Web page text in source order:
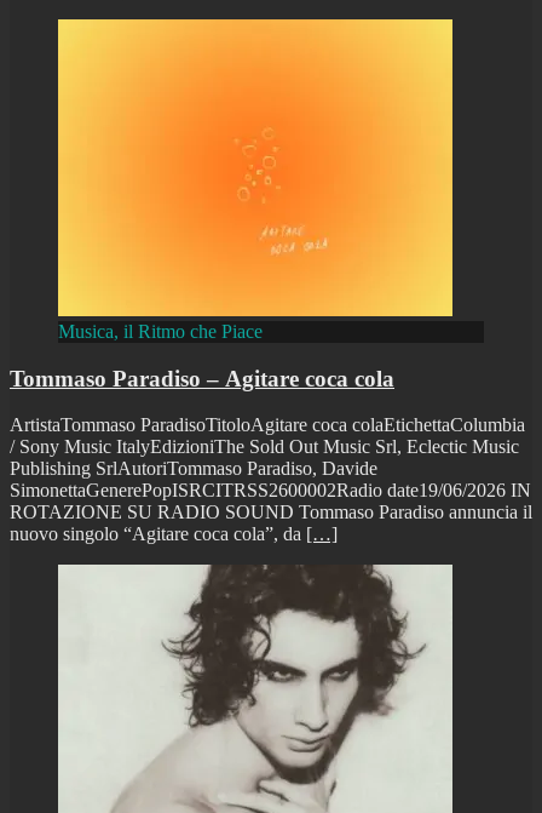
Musica, il Ritmo che Piace
Tommaso Paradiso – Agitare coca cola
ArtistaTommaso ParadisoTitoloAgitare coca colaEtichettaColumbia
/ Sony Music ItalyEdizioniThe Sold Out Music Srl, Eclectic Music
Publishing SrlAutoriTommaso Paradiso, Davide
SimonettaGenerePopISRCITRSS2600002Radio date19/06/2026 IN
ROTAZIONE SU RADIO SOUND Tommaso Paradiso annuncia il
nuovo singolo “Agitare coca cola”, da […]